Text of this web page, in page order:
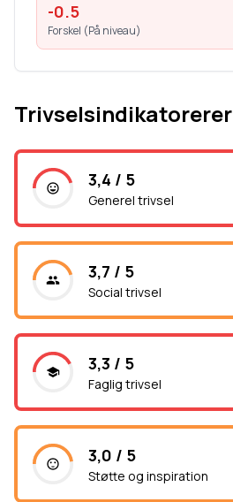
-0.5
Forskel (På niveau)
Trivselsindikatorerer
3,4 / 5
Generel trivsel
3,7 / 5
Social trivsel
3,3 / 5
Faglig trivsel
3,0 / 5
Støtte og inspiration